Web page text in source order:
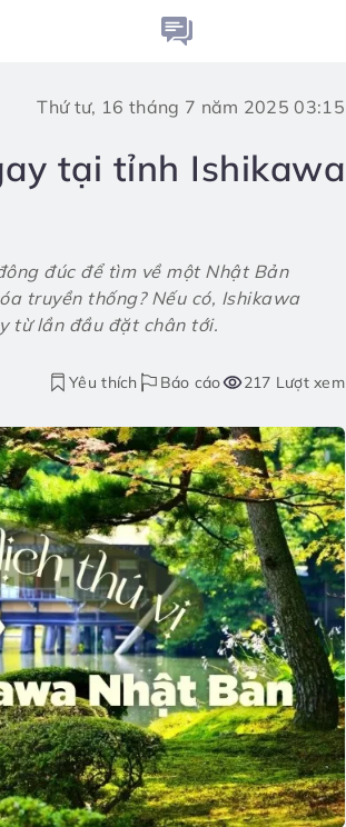
Thứ tư, 16 tháng 7 năm 2025 03:15
tại tỉnh Ishikawa
đúc để tìm về một Nhật Bản
truyền thống? Nếu có, Ishikawa
từ lần đầu đặt chân tới.
Yêu thích Báo cáo 217 Lượt xem